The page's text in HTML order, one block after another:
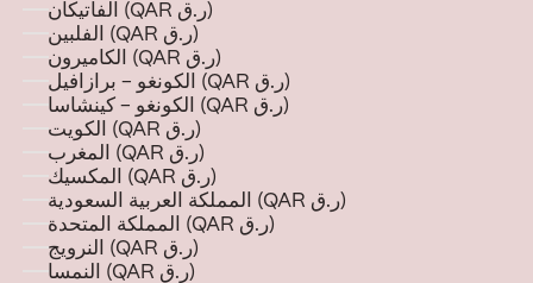
الفاتيكان (QAR ر.ق)
الفلبين (QAR ر.ق)
الكاميرون (QAR ر.ق)
الكونغو - برازافيل (QAR ر.ق)
الكونغو - كينشاسا (QAR ر.ق)
الكويت (QAR ر.ق)
المغرب (QAR ر.ق)
المكسيك (QAR ر.ق)
المملكة العربية السعودية (QAR ر.ق)
المملكة المتحدة (QAR ر.ق)
النرويج (QAR ر.ق)
النمسا (QAR ر.ق)